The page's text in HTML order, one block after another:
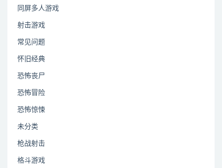
同屏多人游戏
射击游戏
常见问题
怀旧经典
恐怖丧尸
恐怖冒险
恐怖惊悚
未分类
枪战射击
格斗游戏